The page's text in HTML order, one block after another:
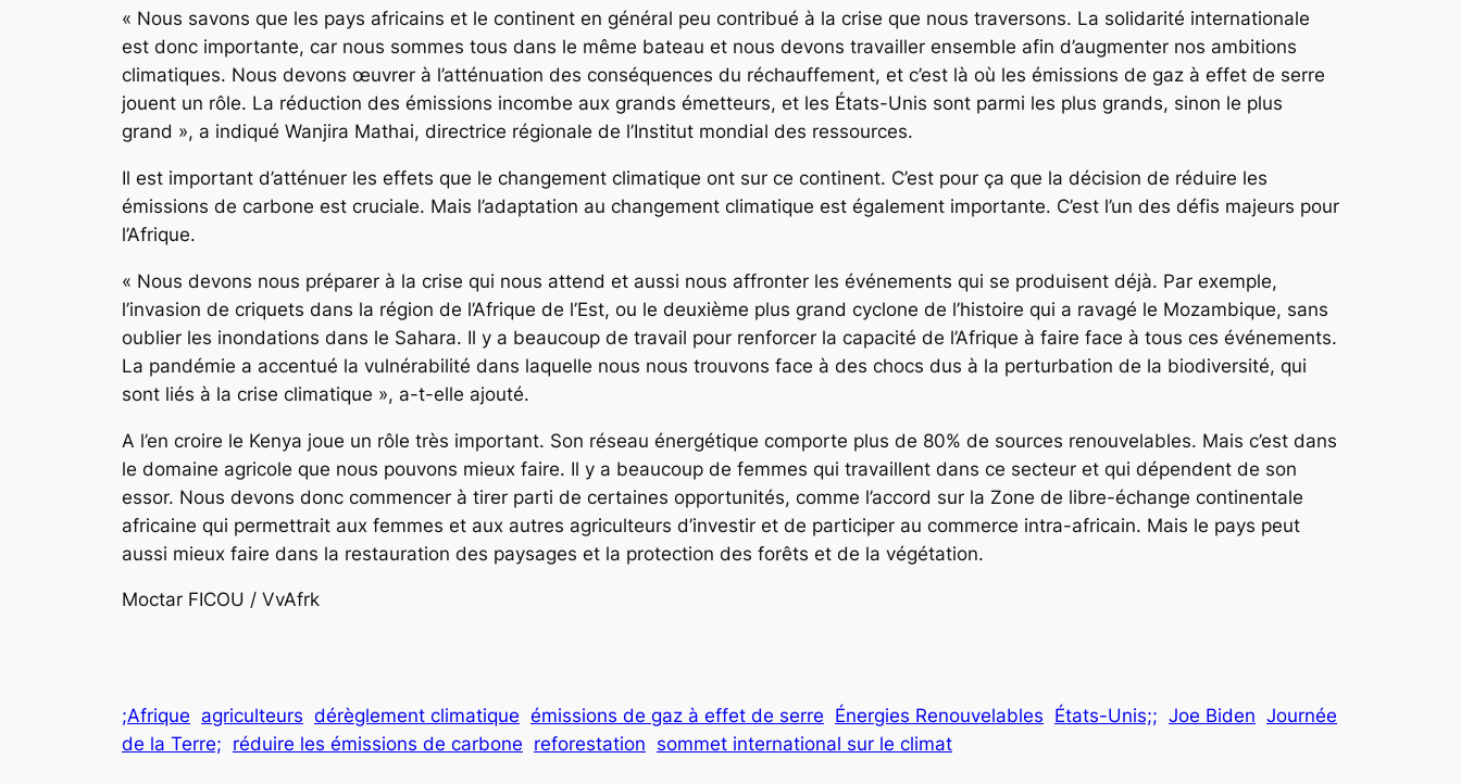
« Nous savons que les pays africains et le continent en général peu contribué à la crise que nous traversons. La solidarité internationale
est donc importante, car nous sommes tous dans le même bateau et nous devons travailler ensemble afin d’augmenter nos ambitions
climatiques. Nous devons œuvrer à l’atténuation des conséquences du réchauffement, et c’est là où les émissions de gaz à effet de serre
jouent un rôle. La réduction des émissions incombe aux grands émetteurs, et les États-Unis sont parmi les plus grands, sinon le plus
grand », a indiqué Wanjira Mathai, directrice régionale de l’Institut mondial des ressources.
Il est important d’atténuer les effets que le changement climatique ont sur ce continent. C’est pour ça que la décision de réduire les
émissions de carbone est cruciale. Mais l’adaptation au changement climatique est également importante. C’est l’un des défis majeurs pour
l’Afrique.
« Nous devons nous préparer à la crise qui nous attend et aussi nous affronter les événements qui se produisent déjà. Par exemple,
l’invasion de criquets dans la région de l’Afrique de l’Est, ou le deuxième plus grand cyclone de l’histoire qui a ravagé le Mozambique, sans
oublier les inondations dans le Sahara. Il y a beaucoup de travail pour renforcer la capacité de l’Afrique à faire face à tous ces événements.
La pandémie a accentué la vulnérabilité dans laquelle nous nous trouvons face à des chocs dus à la perturbation de la biodiversité, qui
sont liés à la crise climatique », a-t-elle ajouté.
A l’en croire le Kenya joue un rôle très important. Son réseau énergétique comporte plus de 80% de sources renouvelables. Mais c’est dans
le domaine agricole que nous pouvons mieux faire. Il y a beaucoup de femmes qui travaillent dans ce secteur et qui dépendent de son
essor. Nous devons donc commencer à tirer parti de certaines opportunités, comme l’accord sur la Zone de libre-échange continentale
africaine qui permettrait aux femmes et aux autres agriculteurs d’investir et de participer au commerce intra-africain. Mais le pays peut
aussi mieux faire dans la restauration des paysages et la protection des forêts et de la végétation.
Moctar FICOU / VvAfrk
;Afrique agriculteurs dérèglement climatique émissions de gaz à effet de serre Énergies Renouvelables États-Unis;; Joe Biden Journée
de la Terre; réduire les émissions de carbone reforestation sommet international sur le climat